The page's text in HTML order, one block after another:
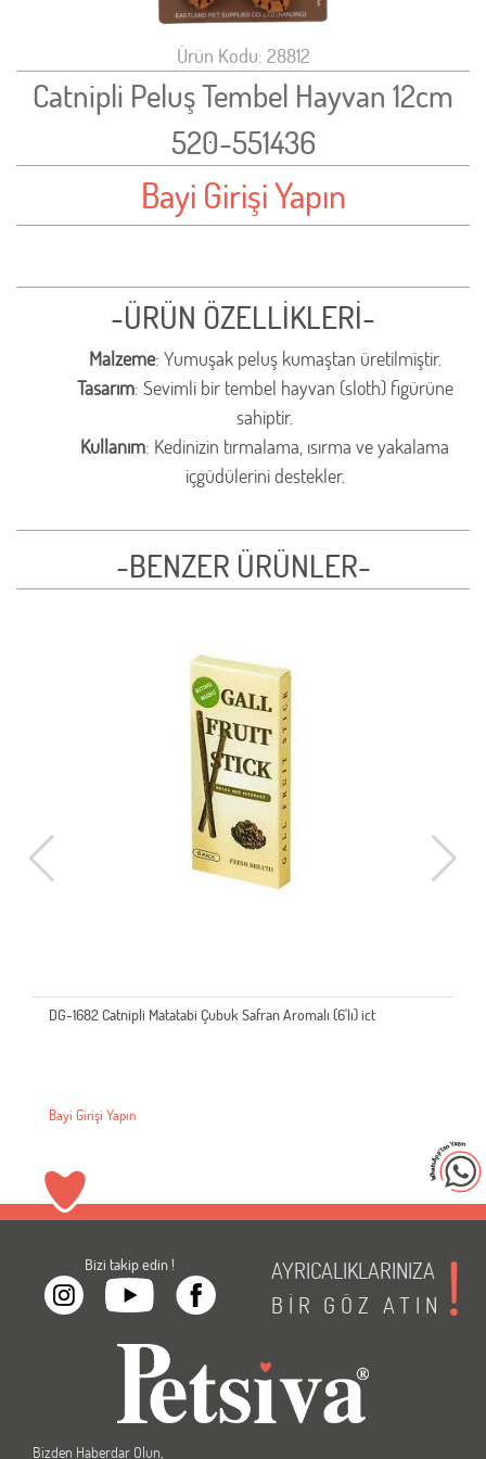
Ürün Kodu: 28812
Catnipli Peluş Tembel Hayvan 12cm
520-551436
Bayi Girişi Yapın
-ÜRÜN ÖZELLİKLERİ-
Malzeme: Yumuşak peluş kumaştan üretilmiştir.
Tasarım: Sevimli bir tembel hayvan (sloth) figürüne
sahiptir.
Kullanım: Kedinizin tırmalama, ısırma ve yakalama
içgüdülerini destekler.
-BENZER ÜRÜNLER-
DG-1682 Catnipli Matatabi Çubuk Safran Aromalı (6'lı) ict
Bayi Girişi Yapın
Bizi takip edin !
AYRICALIKLARINIZA
BİR GÖZ ATIN
Bizden Haberdar Olun,